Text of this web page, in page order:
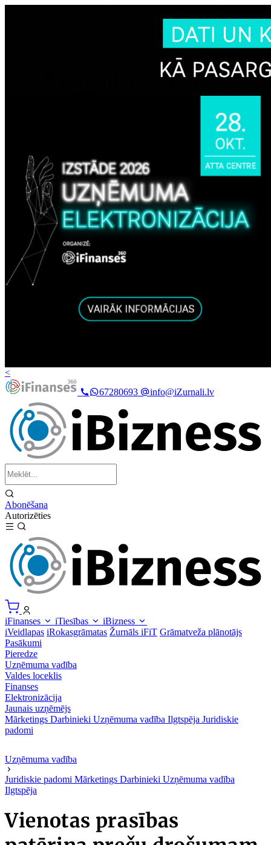
<
67280693
info@iZurnali.lv
Abonēšana
Autorizēties
iFinanses iTiesības
iBizness
iVeidlapas iRokasgrāmatas Žurnāls iFiT Grāmatveža plānotājs
Pasākumi
Pieredze
Uzņēmuma vadība
Valdes loceklis
Finanses
Elektronizācija
Jaunais uzņēmējs
Mārketings Darbinieki Uzņēmuma vadība Ilgtspēja Juridiskie
padomi
Uzņēmuma vadība
Juridiskie padomi Mārketings Darbinieki Uzņēmuma vadība
Ilgtspēja
Vienotas prasības